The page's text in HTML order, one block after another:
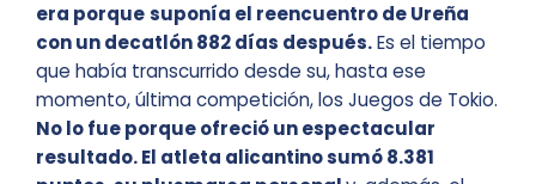
era porquesuponía el reencuentro de Ureña
con un decatlón 882 días después.Es el tiempo
que había transcurrido desde su, hasta ese
momento, última competición, los Juegos de Tokio.
No lo fue porque ofreció un espectacular
resultado. El atleta alicantino sumó 8.381